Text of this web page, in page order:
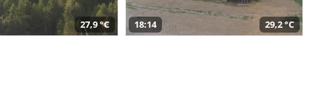
27,9 °C 18:14 29,2 °C